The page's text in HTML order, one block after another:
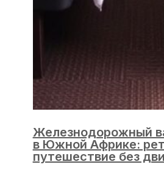
Железнодорожный
в Южной Африке:
путешествие без